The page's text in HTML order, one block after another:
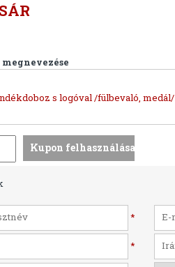
s logóval /fülbevaló, medál/
*
*